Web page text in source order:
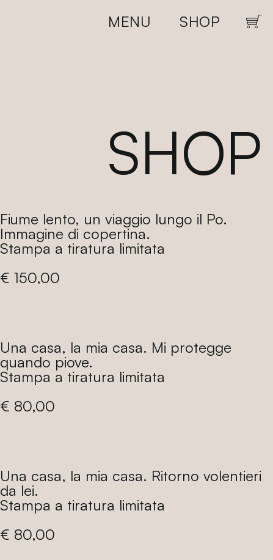
MENU
SHOP
SHOP
Fiume lento, un viaggio lungo il Po.
Immagine di copertina.
Stampa a tiratura limitata
Prezzo
€ 150,00
Una casa, la mia casa. Mi protegge
quando piove.
Stampa a tiratura limitata
Prezzo
€ 80,00
Una casa, la mia casa. Ritorno volentieri
da lei.
Stampa a tiratura limitata
Prezzo
€ 80,00